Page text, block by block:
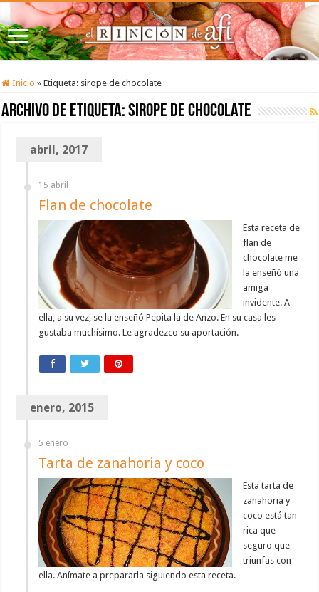
Inicio » Etiqueta: sirope de chocolate
Archivo de etiqueta:sirope de chocolate
abril, 2017
15 abril
Flan de chocolate
Esta receta de
flan de
chocolate me
la enseñó una
amiga
invidente. A
ella, a su vez, se la enseñó Pepita la de Anzo. En su casa les
gustaba muchísimo. Le agradezco su aportación.
enero, 2015
5 enero
Tarta de zanahoria y coco
Esta tarta de
zanahoria y
coco está tan
rica que
seguro que
triunfas con
ella. Anímate a prepararla siguiendo esta receta.